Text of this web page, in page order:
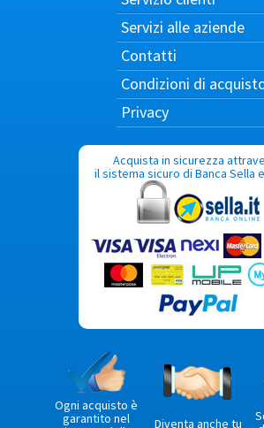
Servizi alle aziende
Contatti
Condizioni di
Privacy
Acquista in sicurezza
il sistema sicuro di Banca Sella
Ogni acquisto è
garantito nel
Diventa anche tu